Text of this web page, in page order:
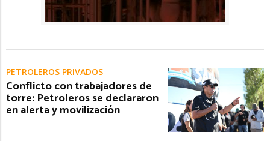
PETROLEROS PRIVADOS
Conflicto con trabajadores de
torre: Petroleros se declararon
en alerta y movilización